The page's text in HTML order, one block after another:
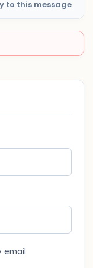
to this message
email